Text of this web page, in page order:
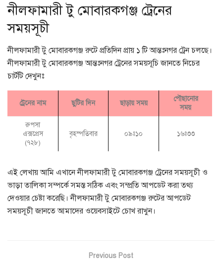
নীলফামারী টু মোবারকগঞ্জ ট্রেনের
সময়সূচী
নীলফামারী টু মোবারকগঞ্জ রুটে প্রতিদিন প্রায় ১ টি আন্তঃনগর ট্রেন চলছে।
নীলফামারী টু মোবারকগঞ্জ আন্তঃনগর ট্রেনের সময়সূচি জানতে নিচের
চার্টটি দেখুনঃ
ট্রেনের নাম ছুটির দিন ছাড়ায় সময়
পৌছানোর
সময়
রুপসা
এক্সপ্রেস
(৭২৮)
বৃহস্পতিবার ০৯ঃ১০ ১৬ঃ৩৩
এই লেখায় আমি এখানে নীলফামারী টু মোবারকগঞ্জ ট্রেনের সময়সূচী ও
ভাড়া তালিকা সম্পর্কে সমস্ত সঠিক এবং সম্প্রতি আপডেট করা তথ্য
দেওয়ার চেষ্টা করেছি। নীলফামারী টু মোবারকগঞ্জ রুটের আপডেট
সময়সূচী জানতে আমাদের ওয়েবসাইটে চোখ রাখুন।
Previous Post